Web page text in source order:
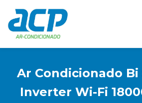
Ar Condicionado
Inverter Wi-Fi